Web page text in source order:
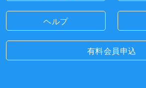
ヘルプ
有料会員申込